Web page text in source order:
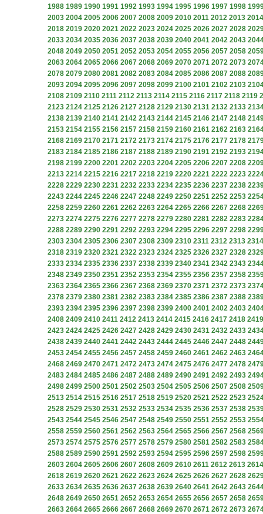
1988 1989 1990 1991 1992 1993 1994 1995 1996 1997 1998
2003 2004 2005 2006 2007 2008 2009 2010 2011 2012 2013 2014
2018 2019 2020 2021 2022 2023 2024 2025 2026 2027 2028
2033 2034 2035 2036 2037 2038 2039 2040 2041 2042 2043
2048 2049 2050 2051 2052 2053 2054 2055 2056 2057 2058
2063 2064 2065 2066 2067 2068 2069 2070 2071 2072 2073
2078 2079 2080 2081 2082 2083 2084 2085 2086 2087 2088
2093 2094 2095 2096 2097 2098 2099 2100 2101 2102 2103
2108 2109 2110 2111 2112 2113 2114 2115 2116 2117 2118 2119
2123 2124 2125 2126 2127 2128 2129 2130 2131 2132 2133
2138 2139 2140 2141 2142 2143 2144 2145 2146 2147 2148
2153 2154 2155 2156 2157 2158 2159 2160 2161 2162 2163
2168 2169 2170 2171 2172 2173 2174 2175 2176 2177 2178
2183 2184 2185 2186 2187 2188 2189 2190 2191 2192 2193
2198 2199 2200 2201 2202 2203 2204 2205 2206 2207 2208
2213 2214 2215 2216 2217 2218 2219 2220 2221 2222 2223
2228 2229 2230 2231 2232 2233 2234 2235 2236 2237 2238
2243 2244 2245 2246 2247 2248 2249 2250 2251 2252 2253
2258 2259 2260 2261 2262 2263 2264 2265 2266 2267 2268
2273 2274 2275 2276 2277 2278 2279 2280 2281 2282 2283
2288 2289 2290 2291 2292 2293 2294 2295 2296 2297 2298
2303 2304 2305 2306 2307 2308 2309 2310 2311 2312 2313 2314
2318 2319 2320 2321 2322 2323 2324 2325 2326 2327 2328
2333 2334 2335 2336 2337 2338 2339 2340 2341 2342 2343
2348 2349 2350 2351 2352 2353 2354 2355 2356 2357 2358
2363 2364 2365 2366 2367 2368 2369 2370 2371 2372 2373
2378 2379 2380 2381 2382 2383 2384 2385 2386 2387 2388
2393 2394 2395 2396 2397 2398 2399 2400 2401 2402 2403
2408 2409 2410 2411 2412 2413 2414 2415 2416 2417 2418 2419
2423 2424 2425 2426 2427 2428 2429 2430 2431 2432 2433
2438 2439 2440 2441 2442 2443 2444 2445 2446 2447 2448
2453 2454 2455 2456 2457 2458 2459 2460 2461 2462 2463
2468 2469 2470 2471 2472 2473 2474 2475 2476 2477 2478
2483 2484 2485 2486 2487 2488 2489 2490 2491 2492 2493
2498 2499 2500 2501 2502 2503 2504 2505 2506 2507 2508
2513 2514 2515 2516 2517 2518 2519 2520 2521 2522 2523
2528 2529 2530 2531 2532 2533 2534 2535 2536 2537 2538
2543 2544 2545 2546 2547 2548 2549 2550 2551 2552 2553
2558 2559 2560 2561 2562 2563 2564 2565 2566 2567 2568
2573 2574 2575 2576 2577 2578 2579 2580 2581 2582 2583
2588 2589 2590 2591 2592 2593 2594 2595 2596 2597 2598
2603 2604 2605 2606 2607 2608 2609 2610 2611 2612 2613 2614
2618 2619 2620 2621 2622 2623 2624 2625 2626 2627 2628
2633 2634 2635 2636 2637 2638 2639 2640 2641 2642 2643
2648 2649 2650 2651 2652 2653 2654 2655 2656 2657 2658
2663 2664 2665 2666 2667 2668 2669 2670 2671 2672 2673